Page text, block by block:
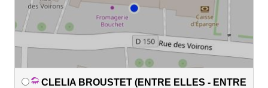
CLELIA BROUSTET (ENTRE ELLES - ENTRE